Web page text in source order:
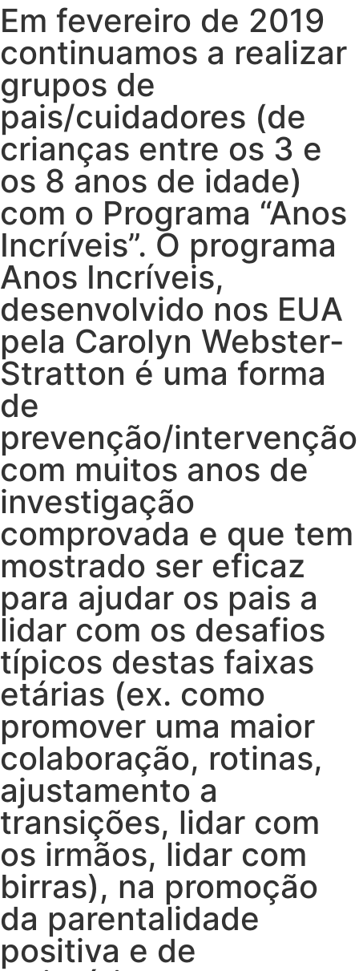
Em fevereiro de 2019
continuamos a realizar
grupos de
pais/cuidadores (de
crianças entre os 3 e
os 8 anos de idade)
com o Programa “Anos
Incríveis”. O programa
Anos Incríveis,
desenvolvido nos EUA
pela Carolyn Webster-
Stratton é uma forma
de
prevenção/intervenção
com muitos anos de
investigação
comprovada e que tem
mostrado ser eficaz
para ajudar os pais a
lidar com os desafios
típicos destas faixas
etárias (ex. como
promover uma maior
colaboração, rotinas,
ajustamento a
transições, lidar com
os irmãos, lidar com
birras), na promoção
da parentalidade
positiva e de